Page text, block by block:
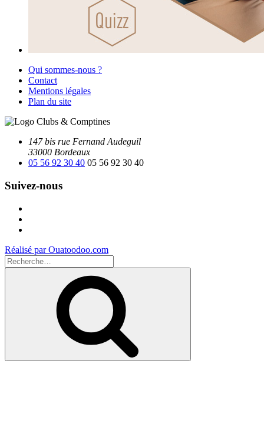
Qui sommes-nous ?
Contact
Mentions légales
Plan du site
147 bis rue Fernand Audeguil
33000 Bordeaux
05 56 92 30 40 05 56 92 30 40
Suivez-nous
Réalisé par Ouatoodoo.com
Recherche
pour